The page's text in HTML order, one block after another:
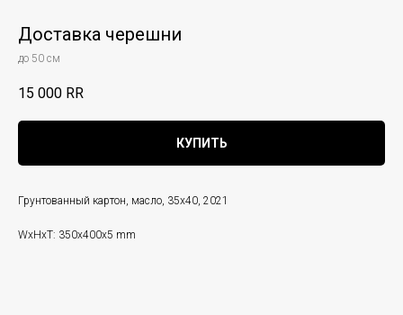
Доставка черешни
до 50 см
15 000 RR
КУПИТЬ
Грунтованный картон, масло, 35х40, 2021
WxHxT: 350x400x5 mm